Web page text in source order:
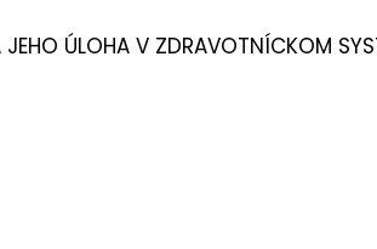
ÚLOHA V ZDRAVOTNÍCKOM